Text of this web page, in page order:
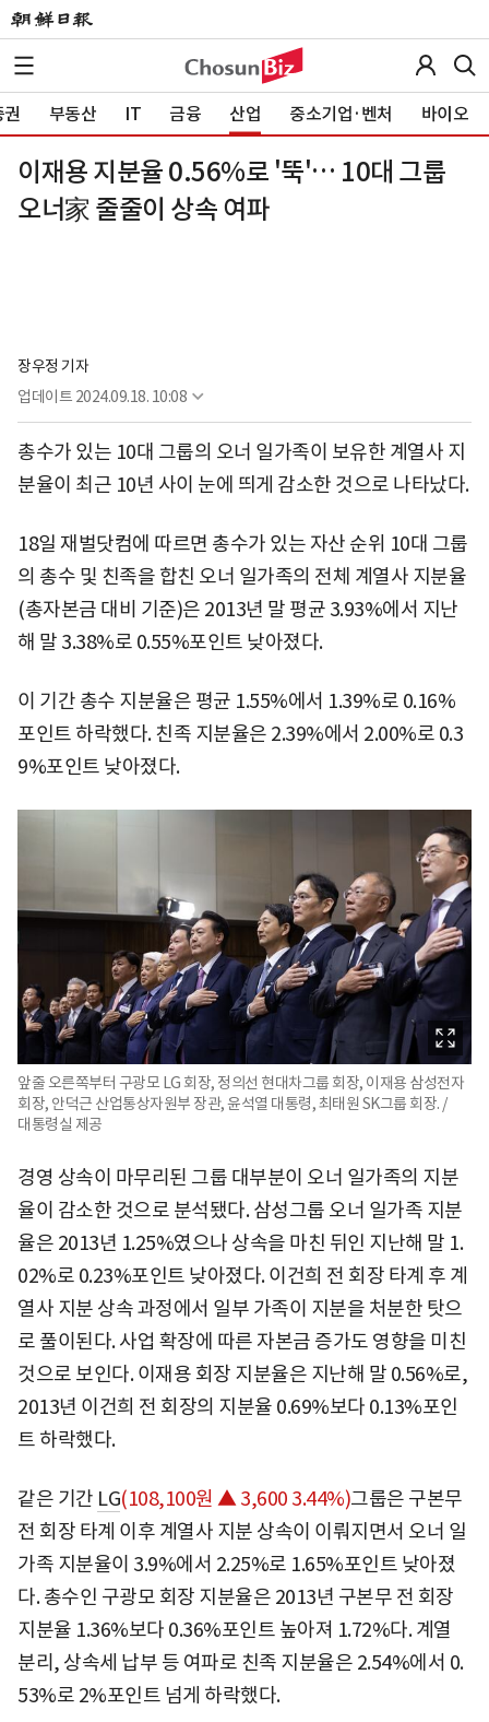
부동산 IT 금융 산업 중소기업·벤처 바이오
이재용 지분율 0.56%로 '뚝'… 10대 그룹
오너家 줄줄이 상속 여파
장우정 기자
업데이트 2024.09.18. 10:08
총수가 있는 10대 그룹의 오너 일가족이 보유한 계열사 지
분율이 최근 10년 사이 눈에 띄게 감소한 것으로 나타났다.
18일 재벌닷컴에 따르면 총수가 있는 자산 순위 10대 그룹
의 총수 및 친족을 합친 오너 일가족의 전체 계열사 지분율
(총자본금 대비 기준)은 2013년 말 평균 3.93%에서 지난
해 말 3.38%로 0.55%포인트 낮아졌다.
이 기간 총수 지분율은 평균 1.55%에서 1.39%로 0.16%
포인트 하락했다. 친족 지분율은 2.39%에서 2.00%로 0.3
9%포인트 낮아졌다.
앞줄 오른쪽부터 구광모 LG 회장, 정의선 현대차그룹 회장, 이재용 삼성전자
회장, 안덕근 산업통상자원부 장관, 윤석열 대통령, 최태원 SK그룹 회장. /
대통령실 제공
경영 상속이 마무리된 그룹 대부분이 오너 일가족의 지분
율이 감소한 것으로 분석됐다. 삼성그룹 오너 일가족 지분
율은 2013년 1.25%였으나 상속을 마친 뒤인 지난해 말 1.
02%로 0.23%포인트 낮아졌다. 이건희 전 회장 타계 후 계
열사 지분 상속 과정에서 일부 가족이 지분을 처분한 탓으
로 풀이된다. 사업 확장에 따른 자본금 증가도 영향을 미친
것으로 보인다. 이재용 회장 지분율은 지난해 말 0.56%로,
2013년 이건희 전 회장의 지분율 0.69%보다 0.13%포인
트 하락했다.
같은 기간 LG(108,100원 ▲ 3,600 3.44%)그룹은 구본무
전 회장 타계 이후 계열사 지분 상속이 이뤄지면서 오너 일
가족 지분율이 3.9%에서 2.25%로 1.65%포인트 낮아졌
다. 총수인 구광모 회장 지분율은 2013년 구본무 전 회장
지분율 1.36%보다 0.36%포인트 높아져 1.72%다. 계열
분리, 상속세 납부 등 여파로 친족 지분율은 2.54%에서 0.
53%로 2%포인트 넘게 하락했다.